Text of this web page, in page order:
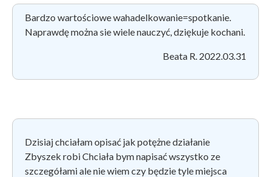
Bardzo wartościowe wahadelkowanie=spotkanie.
Naprawdę można sie wiele nauczyć, dziękuje kochani.
Beata R. 2022.03.31
Dzisiaj chciałam opisać jak potężne działanie
Zbyszek robi Chciała bym napisać wszystko ze
szczegółami ale nie wiem czy będzie tyle miejsca